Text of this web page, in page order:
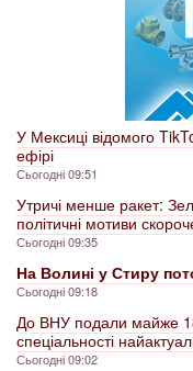
У Мексиці відомого
ефірі
Сьогодні 09:51
Утричі менше ракет:
політичні мотиви
Сьогодні 09:35
На Волині у Стиру
Сьогодні 09:18
До ВНУ подали майже
спеціальності
Сьогодні 09:02